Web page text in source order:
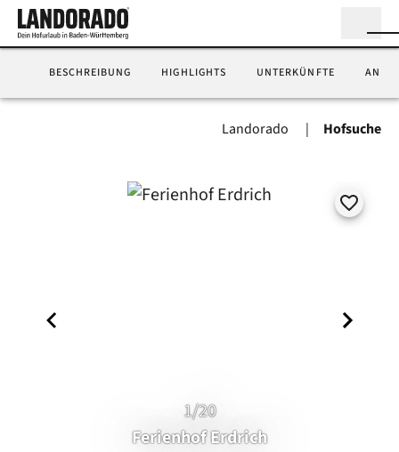
Hofsuche
BESCHREIBUNG HIGHLIGHTS UNTERKÜNFTE
1/20
Ferienhof Erdrich